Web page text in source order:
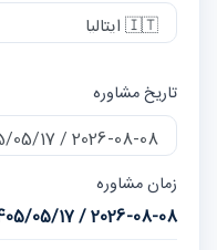
تاریخ مشاوره
زمان مشاوره
2026-08-08 / 1405/05/17